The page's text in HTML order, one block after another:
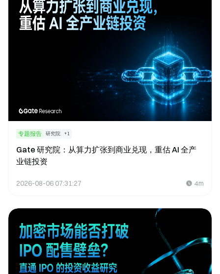
专题报告 研究院 +1
Gate 研究院：从算力扩张到商业兑现，重估 AI 全产
业链投资
2026-08-06 07:31:27 4m